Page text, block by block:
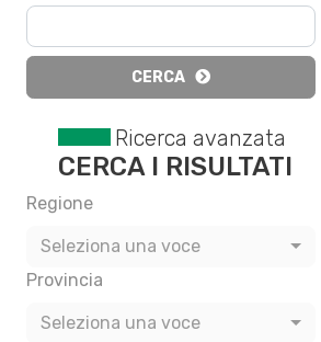
CERCA
Ricerca avanzata
CERCA I RISULTATI
Regione
Seleziona una voce
Provincia
Seleziona una voce